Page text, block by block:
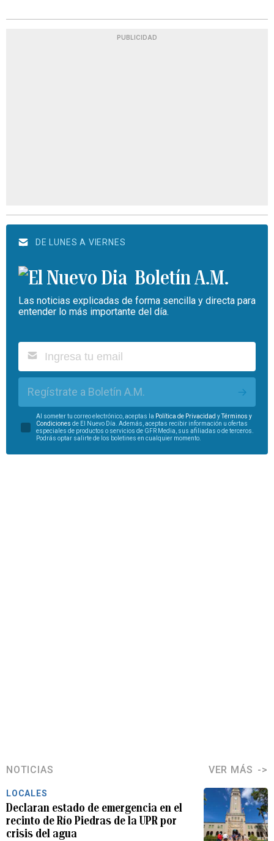
PUBLICIDAD
DE LUNES A VIERNES
Boletín A.M.
Las noticias explicadas de forma sencilla y directa para
entender lo más importante del día.
Regístrate a Boletín A.M.
Al someter tu correo electrónico, aceptas la Política de Privacidad y
Términos y
Condiciones de El Nuevo Día. Además, aceptas recibir información u ofertas
especiales de productos o servicios de GFR Media, sus afiliadas o de terceros.
Podrás optar salirte de los boletines en cualquier momento.
NOTICIAS VER MÁS
LOCALES
Declaran estado de emergencia en el
recinto de Río Piedras de la UPR por
crisis del agua